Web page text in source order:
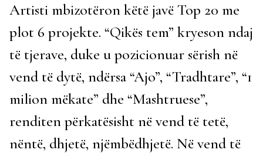
Artisti mbizotëron këtë javë Top 20 me
plot 6 projekte. “Qikës tem” kryeson ndaj
të tjerave, duke u pozicionuar sërish në
vend të dytë, ndërsa “Ajo”, “Tradhtare”, “1
milion mëkate” dhe “Mashtruese”,
renditen përkatësisht në vend të tetë,
nëntë, dhjetë, njëmbëdhjetë. Në vend të